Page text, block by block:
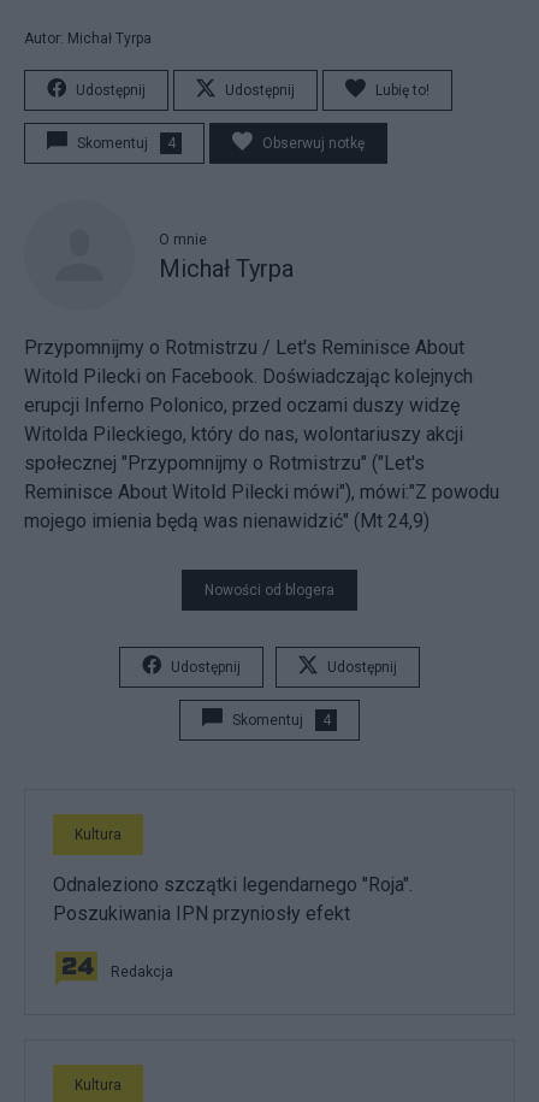
Autor: Michał Tyrpa
Udostępnij Udostępnij Lubię to!
Skomentuj 4 Obserwuj notkę
O mnie
Michał Tyrpa
Przypomnijmy o Rotmistrzu / Let's Reminisce About
Witold Pilecki on Facebook. Doświadczając kolejnych
erupcji Inferno Polonico, przed oczami duszy widzę
Witolda Pileckiego, który do nas, wolontariuszy akcji
społecznej "Przypomnijmy o Rotmistrzu" ("Let's
Reminisce About Witold Pilecki mówi"), mówi:"Z powodu
mojego imienia będą was nienawidzić" (Mt 24,9)
Nowości od blogera
Udostępnij Udostępnij
Skomentuj 4
Kultura
Odnaleziono szczątki legendarnego "Roja".
Poszukiwania IPN przyniosły efekt
Redakcja
Kultura